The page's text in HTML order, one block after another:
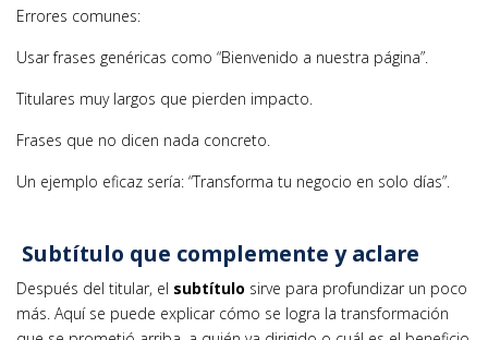
Errores comunes:
Usar frases genéricas como “Bienvenido a nuestra página”.
Titulares muy largos que pierden impacto.
Frases que no dicen nada concreto.
Un ejemplo eficaz sería: “Transforma tu negocio en solo días”.
Subtítulo que complemente y aclare
Después del titular, el subtítulo sirve para profundizar un poco
más. Aquí se puede explicar cómo se logra la transformación